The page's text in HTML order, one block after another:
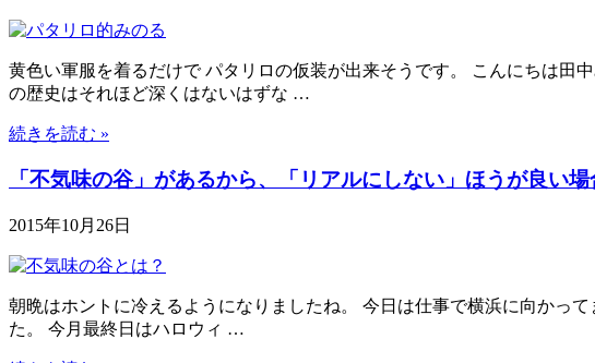
黄色い軍服を着るだけで パタリロの仮装が出来そうです。 こんにちは
の歴史はそれほど深くはないはずな …
続きを読む »
「不気味の谷」があるから、「リアルにしない」ほうが良い場
2015年10月26日
朝晩はホントに冷えるようになりましたね。 今日は仕事で横浜に向かっ
た。 今月最終日はハロウィ …